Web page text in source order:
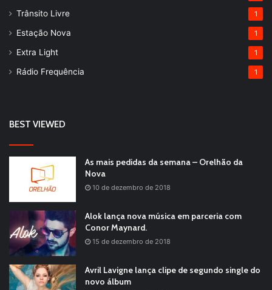
Trânsito Livre 1
Estação Nova 1
Extra Light 1
Rádio Frequência 1
BEST VIEWED
As mais pedidas da semana – Orelhão da
Nova
10 de dezembro de 2018
Alok lança nova música em parceria com
Conor Maynard.
15 de dezembro de 2018
Avril Lavigne lança clipe de segundo single do
novo álbum